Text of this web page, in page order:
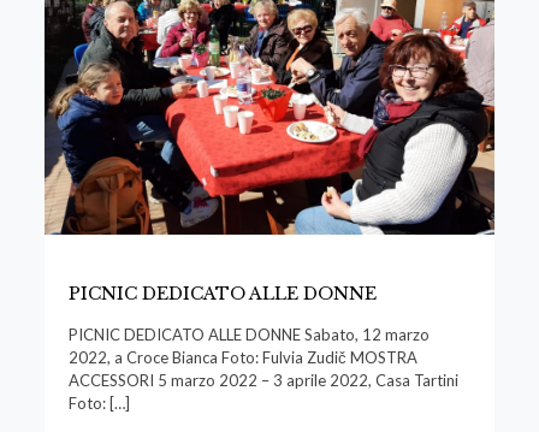
PICNIC DEDICATO ALLE DONNE
PICNIC DEDICATO ALLE DONNE Sabato, 12 marzo
2022, a Croce Bianca Foto: Fulvia Zudič MOSTRA
ACCESSORI 5 marzo 2022 – 3 aprile 2022, Casa Tartini
Foto:[…]